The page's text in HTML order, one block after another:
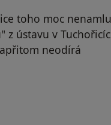
toho moc
ústavu v
neodírá